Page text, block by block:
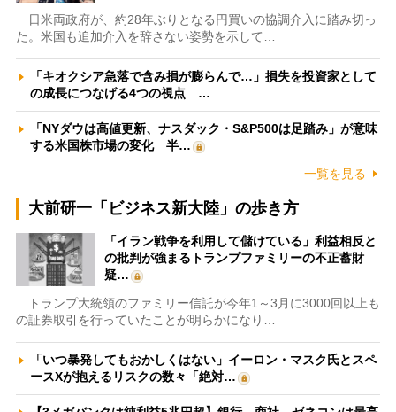
日米両政府が、約28年ぶりとなる円買いの協調介入に踏み切っ
た。米国も追加介入を辞さない姿勢を示して…
「キオクシア急落で含み損が膨らんで…」損失を投資家として
の成長につなげる4つの視点 …
「NYダウは高値更新、ナスダック・S&P500は足踏み」が意味
する米国株市場の変化 半…
一覧を見る
大前研一「ビジネス新大陸」の歩き方
「イラン戦争を利用して儲けている」利益相反と
の批判が強まるトランプファミリーの不正蓄財
疑…
トランプ大統領のファミリー信託が今年1～3月に3000回以上も
の証券取引を行っていたことが明らかになり…
「いつ暴発してもおかしくはない」イーロン・マスク氏とスペ
ースXが抱えるリスクの数々「絶対…